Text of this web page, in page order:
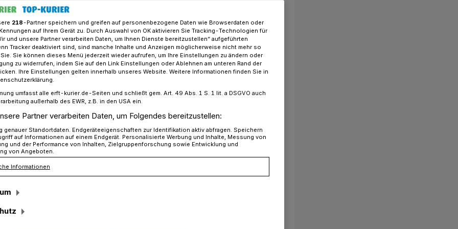
bietet ein digitales Kursformat an.
digitales
startet die Volkshochschule mit
Bereichen Sprachen, Gesundheit
30 Kursen, in die erste Auflage der
218-Partner speichern und greifen auf personenbezogene Daten wie Browserdaten oder
auf Ihrem Gerät zu. Durch Auswahl von OK aktivieren Sie Tracking-Technologien für
und unsere Partner verarbeiten Daten, um Ihnen Dienste bereitzustellen“ aufgeführten
Tracker deaktiviert sind, sind manche Inhalte und Anzeigen möglicherweise nicht mehr so
Sie können dieses Menü jederzeit wieder aufrufen, um Ihre Einstellungen zu ändern oder
zu widerrufen, indem Sie auf den Link Einstellungen oder Ablehnen am unteren Rand der
Ihre Einstellungen gelten innerhalb unseres Website. Weitere Informationen finden Sie in
umfasst alle erft-kurier.de-Seiten und schließt gem. Art. 49 Abs. 1 S. 1 lit. a DSGVO auch
außerhalb des EWR, z.B. in den USA ein.
Partner verarbeiten Daten, um Folgendes bereitzustellen:
genauer Standortdaten. Endgeräteeigenschaften zur Identifikation aktiv abfragen. Speichern
auf Informationen auf einem Endgerät. Personalisierte Werbung und Inhalte, Messung von
und der Performance von Inhalten, Zielgruppenforschung sowie Entwicklung und
von Angeboten.
Informationen